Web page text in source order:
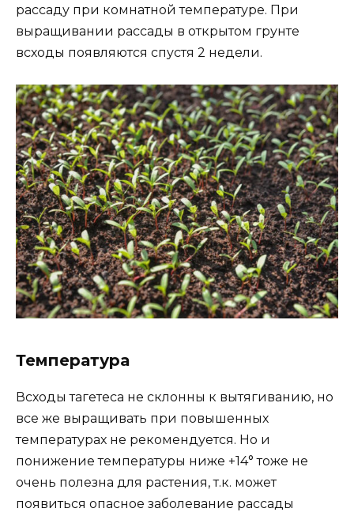
рассаду при комнатной температуре. При
выращивании рассады в открытом грунте
всходы появляются спустя 2 недели.
Температура
Всходы тагетеса не склонны к вытягиванию, но
все же выращивать при повышенных
температурах не рекомендуется. Но и
понижение температуры ниже +14° тоже не
очень полезна для растения, т.к. может
появиться опасное заболевание рассады